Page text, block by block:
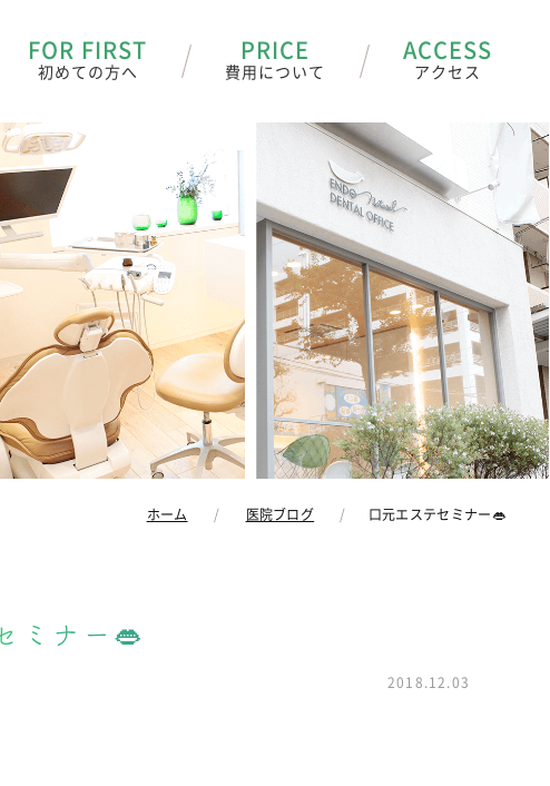
FOR FIRST
初めての方へ
PRICE
費用について
ACCESS
アクセス
ホーム 医院ブログ 口元エステセミナー👄
ミナー👄
2018.12.03